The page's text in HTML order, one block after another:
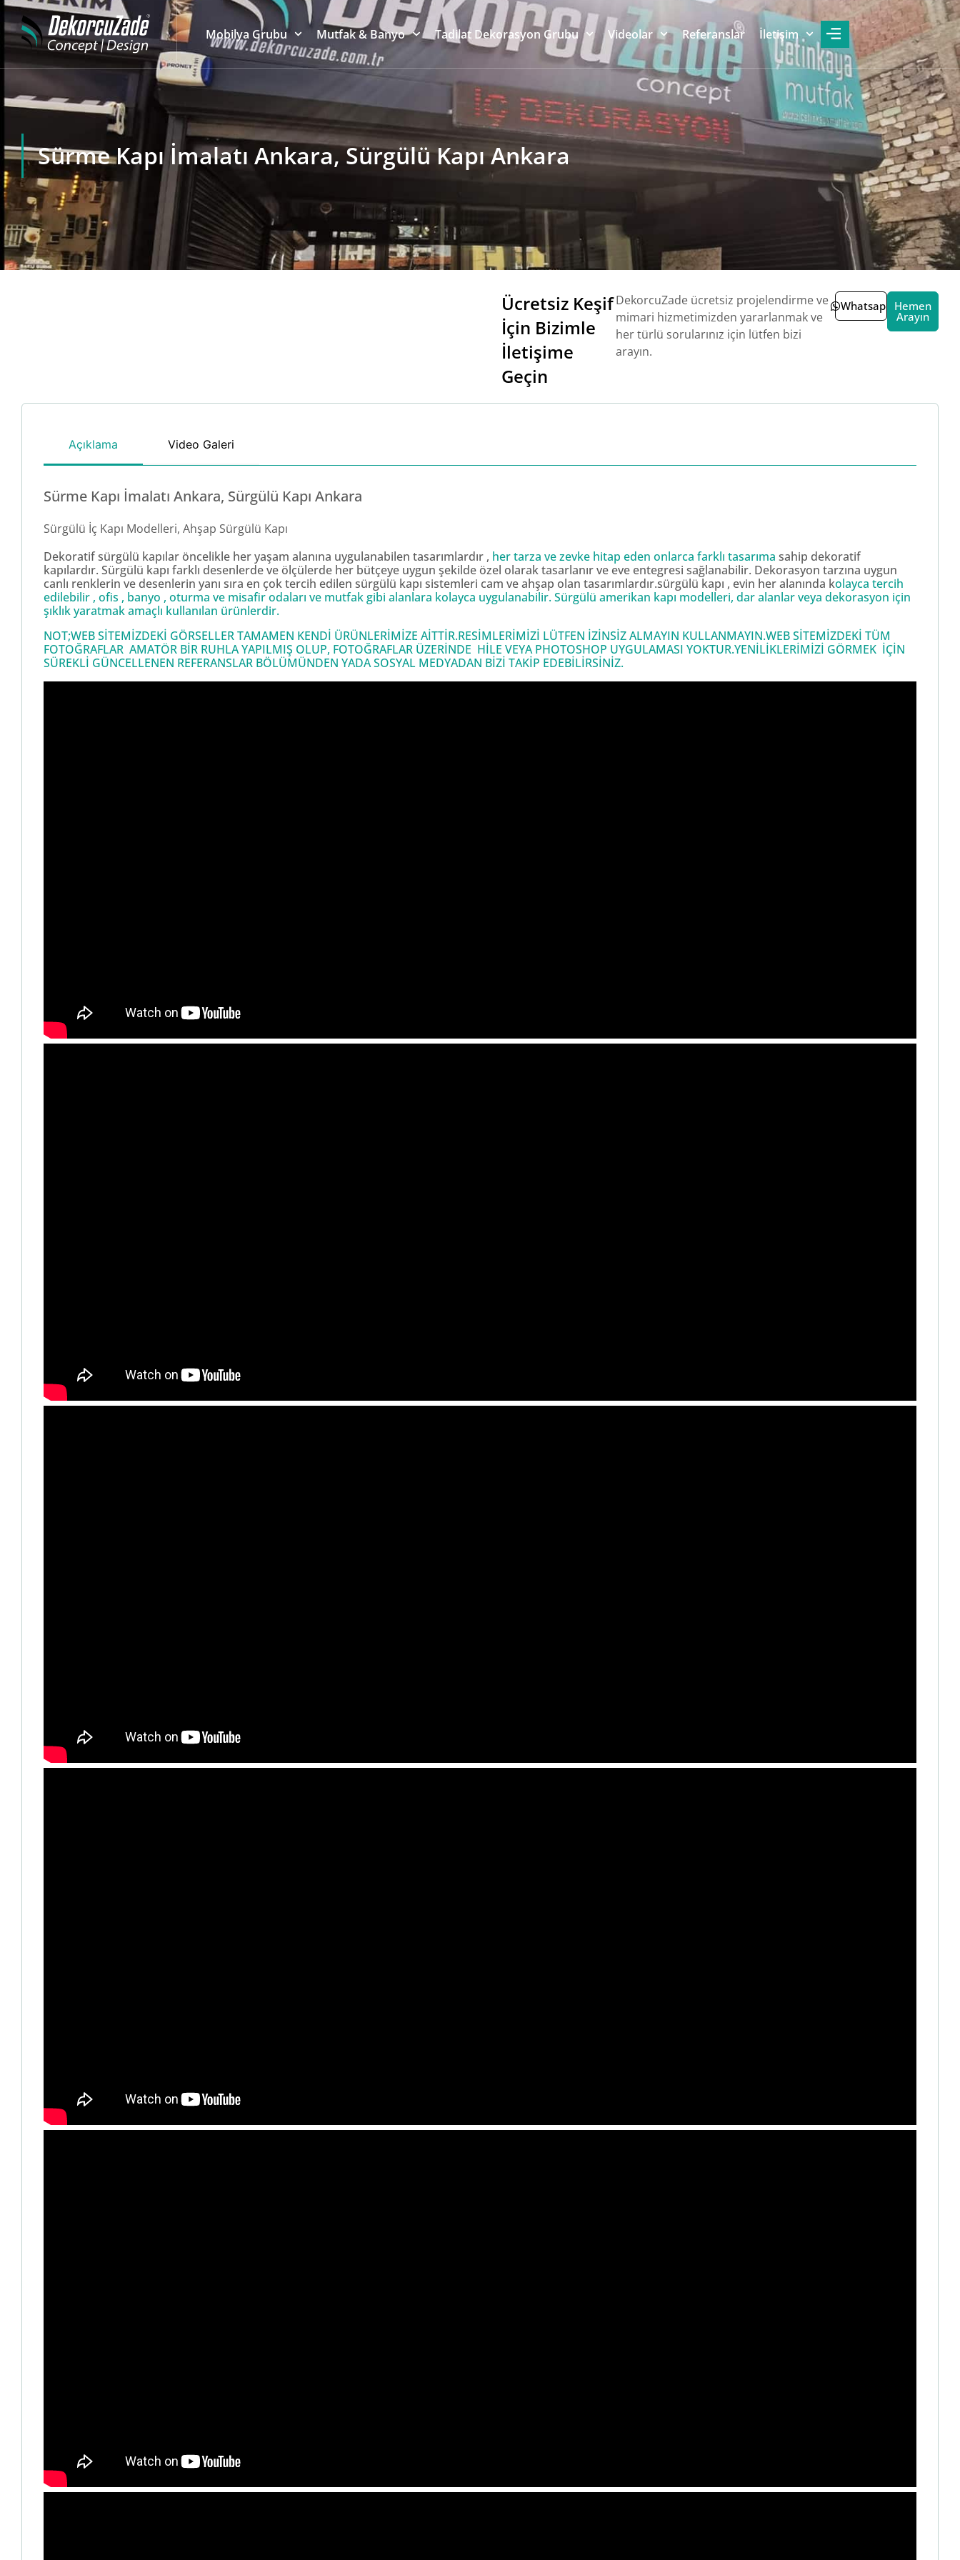
Mobilya Grubu Mutfak & Banyo Tadilat Dekorasyon Grubu Videolar Referanslar İletişim
Sürme Kapı İmalatı Ankara, Sürgülü Kapı Ankara
Ücretsiz Keşif
İçin Bizimle
İletişime
Geçin
DekorcuZade ücretsiz projelendirme ve
mimari hizmetimizden yararlanmak ve
her türlü sorularınız için lütfen bizi
arayın.
Whatsapp Hemen
Arayın
Açıklama Video Galeri
Sürme Kapı İmalatı Ankara, Sürgülü Kapı Ankara
Sürgülü İç Kapı Modelleri, Ahşap Sürgülü Kapı
Dekoratif sürgülü kapılar öncelikle her yaşam alanına uygulanabilen tasarımlardır , her tarza ve zevke hitap eden onlarca farklı tasarıma sahip dekoratif
kapılardır. Sürgülü kapı farklı desenlerde ve ölçülerde her bütçeye uygun şekilde özel olarak tasarlanır ve eve entegresi sağlanabilir. Dekorasyon tarzına uygun
canlı renklerin ve desenlerin yanı sıra en çok tercih edilen sürgülü kapı sistemleri cam ve ahşap olan tasarımlardır.sürgülü kapı , evin her alanında kolayca tercih
edilebilir , ofis , banyo , oturma ve misafir odaları ve mutfak gibi alanlara kolayca uygulanabilir. Sürgülü amerikan kapı modelleri, dar alanlar veya dekorasyon için
şıklık yaratmak amaçlı kullanılan ürünlerdir.
NOT;WEB SİTEMİZDEKİ GÖRSELLER TAMAMEN KENDİ ÜRÜNLERİMİZE AİTTİR.RESİMLERİMİZİ LÜTFEN İZİNSİZ ALMAYIN KULLANMAYIN.WEB SİTEMİZDEKİ TÜM
FOTOĞRAFLAR AMATÖR BİR RUHLA YAPILMIŞ OLUP, FOTOĞRAFLAR ÜZERİNDE HİLE VEYA PHOTOSHOP UYGULAMASI YOKTUR.YENİLİKLERİMİZİ GÖRMEK İÇİN
SÜREKLİ GÜNCELLENEN REFERANSLAR BÖLÜMÜNDEN YADA SOSYAL MEDYADAN BİZİ TAKİP EDEBİLİRSİNİZ.